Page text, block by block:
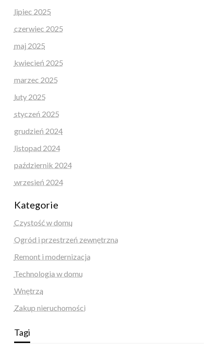
lipiec 2025
czerwiec 2025
maj 2025
kwiecień 2025
marzec 2025
luty 2025
styczeń 2025
grudzień 2024
listopad 2024
październik 2024
wrzesień 2024
Kategorie
Czystość w domu
Ogród i przestrzeń zewnętrzna
Remont i modernizacja
Technologia w domu
Wnętrza
Zakup nieruchomości
Tagi